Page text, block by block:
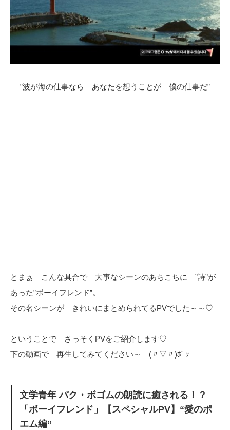
”波が海の仕事なら あなたを想うことが 僕の仕事だ”
とまぁ こんな具合で 大事なシーンのあちこちに ”詩”が
あった”ボーイフレンド”。
その名シーンが きれいにまとめられてるPVでした～～♡
ということで さっそくPVをご紹介します♡
下の動画で 再生してみてください～ (〃▽〃)ﾎﾟｯ
文学青年 パク・ボゴムの朗読に癒される！？
「ボーイフレンド」【スペシャルPV】“愛のポ
エム編”